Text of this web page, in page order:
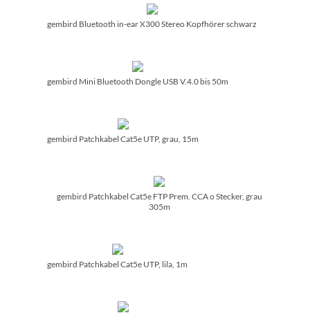
gembird Bluetooth in-ear X300 Stereo Kopfhörer schwarz
gembird Mini Bluetooth Dongle USB V.4.0 bis 50m
gembird Patchkabel Cat5e UTP, grau, 15m
gembird Patchkabel Cat5e FTP Prem. CCA o Stecker, grau
305m
gembird Patchkabel Cat5e UTP, lila, 1m